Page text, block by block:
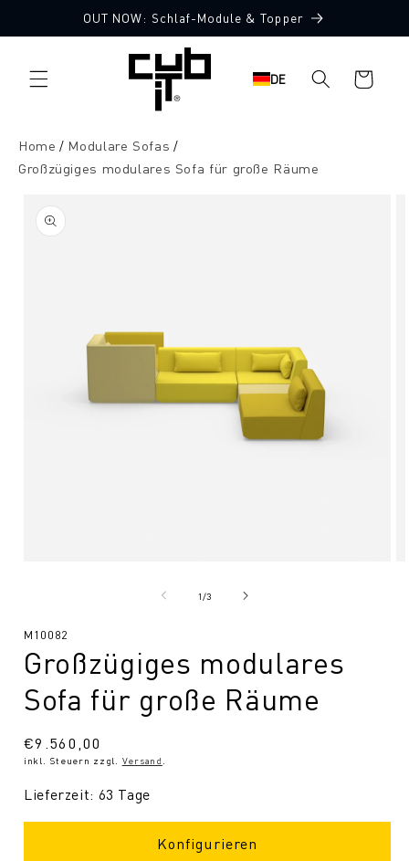
Inhalt
OUT NOW: Schlaf-Module & Topper
DE Warenkorb
Home
Modulare Sofas
Großzügiges modulares Sofa für große Räume
1/von
3
Made in Germany 🖤
SKU:
M10082
Großzügiges modulares
Sofa für große Räume
Normaler
Preis
€9.560,00
inkl. Steuern zzgl. Versand
Lieferzeit: 63 Tage
Konfigurieren